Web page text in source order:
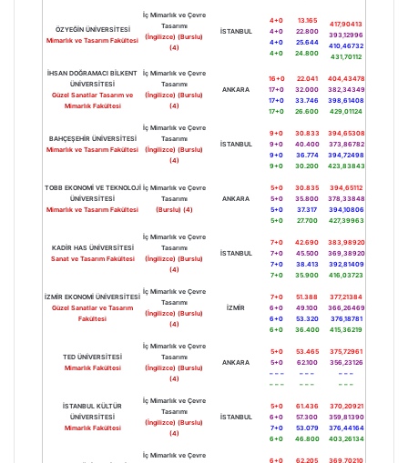
ÖZYEĞİN ÜNİVERSİTESİ
Mimarlık ve Tasarım Fakültesi
İç Mimarlık ve Çevre
Tasarımı
(İngilizce) (Burslu)
(4)
İSTANBUL
4+0
4+0
4+0
4+0
13.165
22.800
25.644
24.800
417,90413
393,12996
410,46732
431,70112
İHSAN DOĞRAMACI BİLKENT
ÜNİVERSİTESİ
Güzel Sanatlar Tasarım ve
Mimarlık Fakültesi
İç Mimarlık ve Çevre
Tasarımı
(İngilizce) (Burslu)
(4)
ANKARA
16+0
17+0
17+0
17+0
22.041
32.000
33.746
26.600
404,43478
382,34349
398,61408
429,01124
BAHÇEŞEHİR ÜNİVERSİTESİ
Mimarlık ve Tasarım Fakültesi
İç Mimarlık ve Çevre
Tasarımı
(İngilizce) (Burslu)
(4)
İSTANBUL
9+0
9+0
9+0
9+0
30.833
40.400
36.774
30.200
394,65308
373,86782
394,72498
423,83843
TOBB EKONOMİ VE TEKNOLOJİ
ÜNİVERSİTESİ
Mimarlık ve Tasarım Fakültesi
İç Mimarlık ve Çevre
Tasarımı
(Burslu) (4)
ANKARA
5+0
5+0
5+0
5+0
30.835
35.800
37.317
27.700
394,65112
378,33848
394,10806
427,39963
KADİR HAS ÜNİVERSİTESİ
Sanat ve Tasarım Fakültesi
İç Mimarlık ve Çevre
Tasarımı
(İngilizce) (Burslu)
(4)
İSTANBUL
7+0
7+0
7+0
7+0
42.690
45.500
38.413
35.900
383,98920
369,38920
392,81409
416,03723
İZMİR EKONOMİ ÜNİVERSİTESİ
Güzel Sanatlar ve Tasarım
Fakültesi
İç Mimarlık ve Çevre
Tasarımı
(İngilizce) (Burslu)
(4)
İZMİR
7+0
6+0
6+0
6+0
51.388
49.100
53.320
36.400
377,21384
366,26469
376,18781
415,36219
TED ÜNİVERSİTESİ
Mimarlık Fakültesi
İç Mimarlık ve Çevre
Tasarımı
(İngilizce) (Burslu)
(4)
ANKARA
5+0
5+0
– – –
– – –
53.465
62.100
– – –
– – –
375,72961
356,23126
– – –
– – –
İSTANBUL KÜLTÜR
ÜNİVERSİTESİ
Mimarlık Fakültesi
İç Mimarlık ve Çevre
Tasarımı
(İngilizce) (Burslu)
(4)
İSTANBUL
5+0
6+0
7+0
6+0
61.436
57.300
53.079
46.800
370,20921
359,81390
376,44164
403,26134
İç Mimarlık ve Çevre
6+0 62.205 369,70210